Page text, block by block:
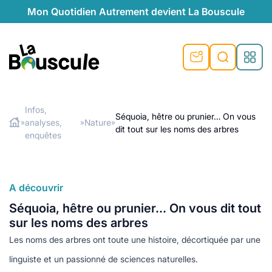
Mon Quotidien Autrement devient La Bouscule
et durable
au naturel
végétariennes
locales
plus de recyclage
naturel
de recyclage
témoignages
saison
responsables
Rechercher
»
Infos,
analyses,
enquêtes
»Nature»
Séquoia, hêtre ou prunier… On vous
dit tout sur les noms des arbres
A découvrir
Séquoia, hêtre ou prunier… On vous dit tout
sur les noms des arbres
Les noms des arbres ont toute une histoire, décortiquée par une
linguiste et un passionné de sciences naturelles.